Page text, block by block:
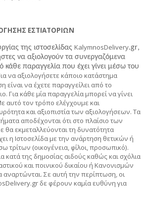
ΕΣΤΙΑΤΟΡΙΩΝ
της ιστοσελίδας KalymnosDelivery.gr,
να αξιολογούν τα συνεργαζόμενα
παραγγελία που έχει γίνει μέσω του
να αξιολογήσετε κάποιο κατάστημα
είναι να έχετε παραγγείλει από το
Για κάθε μία παραγγελία μπορεί να γίνει
αυτό τον τρόπο ελέγχουμε και
και αξιοπιστία των αξιολογήσεων. Τα
αποδέχονται ότι στo πλαίσιo των
εκμεταλλεύονται τη δυνατότητα
η Ιστοσελίδα με την ανάρτηση θετικών ή
τρίτων (οικογένεια, φίλοι, προσωπικό).
κατά της δημοσίας αιδούς καθώς και σχόλια
και ποινικού δικαίου ή Κανονισμών
Σε αυτή την περίπτωση, οι
δε φέρουν καμία ευθύνη για